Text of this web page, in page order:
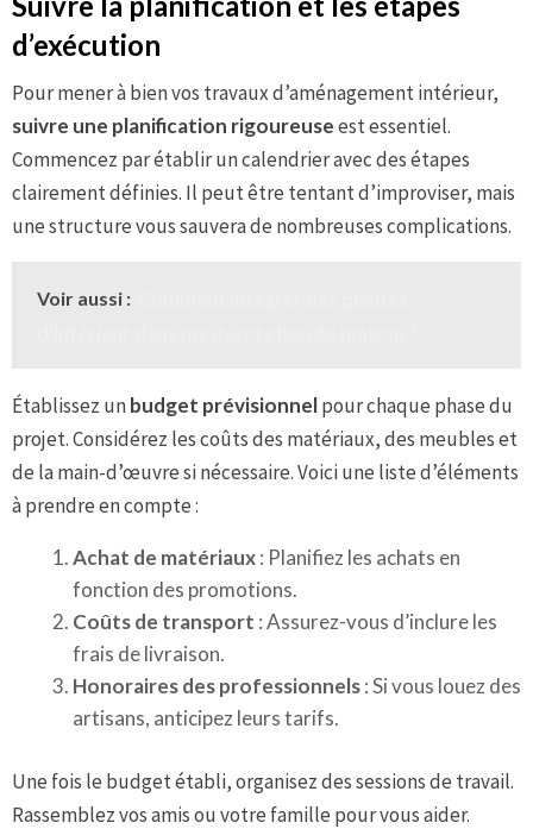
d’exécution
Pour mener à bien vos travaux d’aménagement intérieur,
suivre une planification rigoureuseest essentiel.
Commencez par établir un calendrier avec des étapes
clairement définies. Il peut être tentant d’improviser, mais
une structure vous sauvera de nombreuses complications.
Voir aussi :
Établissez unbudget prévisionnelpour chaque phase du
projet. Considérez les coûts des matériaux, des meubles et
de la main-d’œuvre si nécessaire. Voici une liste d’éléments
à prendre en compte :
Achat de matériaux: Planifiez les achats en
fonction des promotions.
Coûts de transport : Assurez-vous d’inclure les
frais de livraison.
Honoraires des professionnels: Si vous louez des
artisans, anticipez leurs tarifs.
Une fois le budget établi, organisez des sessions de travail.
Rassemblez vos amis ou votre famille pour vous aider.